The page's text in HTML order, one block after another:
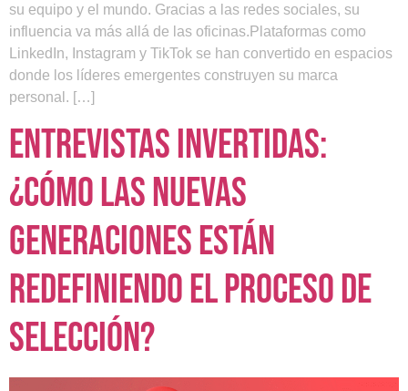
su equipo y el mundo. Gracias a las redes sociales, su
influencia va más allá de las oficinas.Plataformas como
LinkedIn, Instagram y TikTok se han convertido en espacios
donde los líderes emergentes construyen su marca
personal. […]
Entrevistas invertidas:
¿Cómo las nuevas
generaciones están
redefiniendo el proceso de
selección?